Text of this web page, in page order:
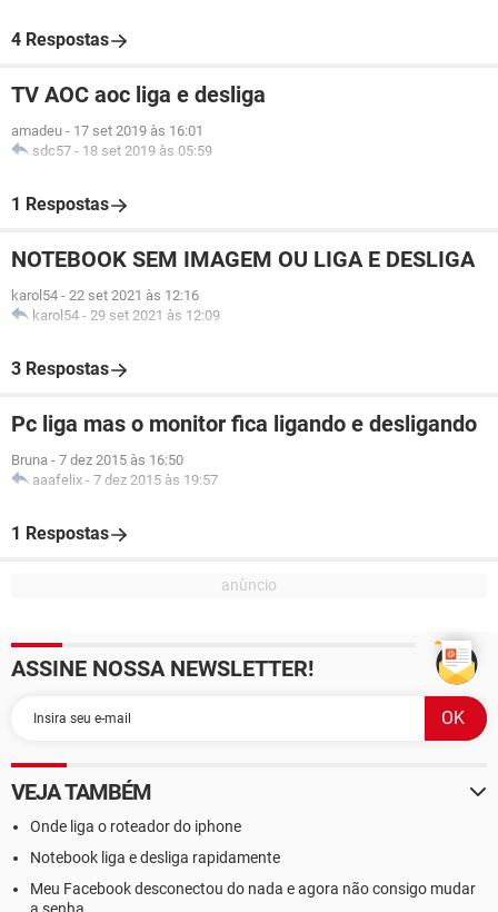
4 Respostas
TV AOC aoc liga e desliga
amadeu - 17 set 2019 às 16:01
sdc57 - 18 set 2019 às 05:59
1 Respostas
NOTEBOOK SEM IMAGEM OU LIGA E DESLIGA
karol54 - 22 set 2021 às 12:16
karol54 - 29 set 2021 às 12:09
3 Respostas
Pc liga mas o monitor fica ligando e desligando
Bruna - 7 dez 2015 às 16:50
aaafelix - 7 dez 2015 às 19:57
1 Respostas
ASSINE NOSSA NEWSLETTER!
VEJA TAMBÉM
Onde liga o roteador do iphone
Notebook liga e desliga rapidamente
Meu Facebook desconectou do nada e agora não consigo mudar